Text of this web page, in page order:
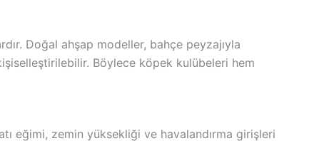
Doğal ahşap modeller, bahçe peyzajıyla
Böylece köpek kulübeleri hem
eğimi, zemin yüksekliği ve havalandırma girişleri